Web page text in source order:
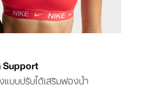
Support
บปรับได้เสริมฟองน้ำ